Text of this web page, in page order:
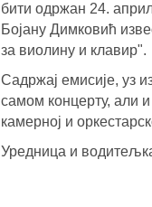
бити одржан 24.
Бојану Димковић
за виолину и клавир".
Садржај емисије, уз
самом концерту, али и
камерној и
Уредница и